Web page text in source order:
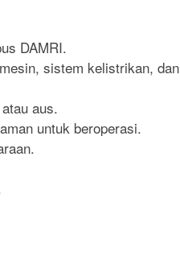
DAMRI.
sistem kelistrikan, dan
aus.
untuk beroperasi.